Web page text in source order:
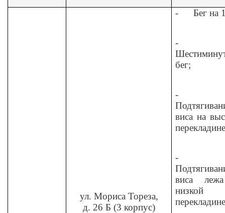
ул. Мориса Тореза,
д. 26 Б (3 корпус)
- Бег на
-
бег;
-
виса на
-
виса
низкой